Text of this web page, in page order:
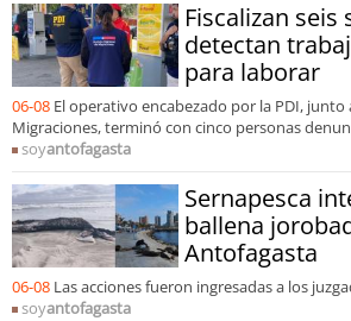
Fiscalizan
detectan
para laborar
06-08 El operativo encabezado por la PDI,
Migraciones, terminó con cinco personas
soyantofagasta
Sernapesca
ballena
Antofagasta
06-08 Las acciones fueron ingresadas a los
soyantofagasta